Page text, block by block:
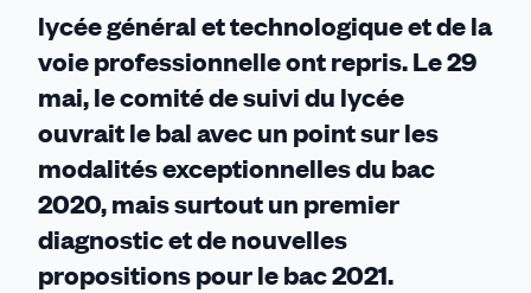
lycée général et technologique et de la
voie professionnelle ont repris. Le 29
mai, le comité de suivi du lycée
ouvrait le bal avec un point sur les
modalités exceptionnelles du bac
2020, mais surtout un premier
diagnostic et de nouvelles
propositions pour le bac 2021.